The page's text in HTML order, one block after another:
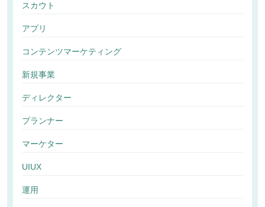
スカウト
アプリ
コンテンツマーケティング
新規事業
ディレクター
プランナー
マーケター
UIUX
運用